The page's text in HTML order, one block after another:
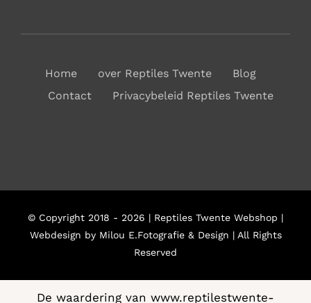
Home over Reptiles Twente
Blog
Contact
Privacybeleid Reptiles Twente
© Copyright 2018 - 2026 | Reptiles Twente Webshop |
Webdesign by Milou E.Fotografie & Design | All Rights
Reserved
De waardering van www.reptilestwente-